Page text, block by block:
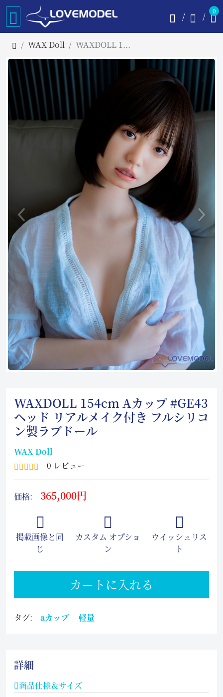
0
WAX Doll WAXDOLL 154cm Aカップ #GE43 フルシリコン製ラブドール
WAXDOLL 154cm Aカップ #GE43
ヘッド リアルメイク付き フルシリコ
ン製ラブドール
WAX Doll
0 レビュー
価格: 365,000円
掲載画像と同
じ
カスタム オプショ
ン
ウイッシュリス
ト
カートに入れる
タグ: aカップ 軽量
詳細
商品仕様＆サイズ